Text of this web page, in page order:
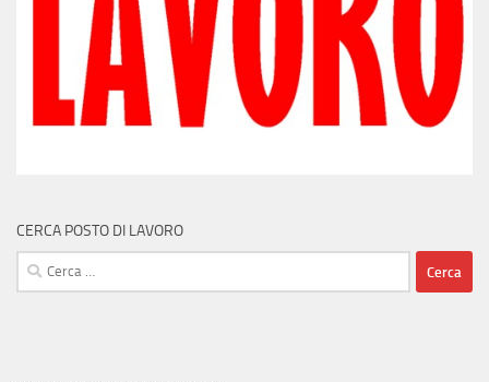
CERCA POSTO DI LAVORO
Ricerca
per: